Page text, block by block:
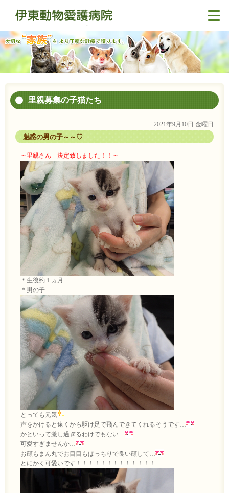
里親募集の子猫たち
2021年9月10日 金曜日
魅惑の男の子～～♡
～里親さん 決定致しました！！～
＊生後約１ヵ月
＊男の子
とっても元気
声をかけると遠くから駆け足で飛んできてくれるそうです…
かといって激し過ぎるわけでもない…
可愛すぎませんか…
お顔もまん丸でお目目もぱっちりで良い顔して…
とにかく可愛いです！！！！！！！！！！！！！